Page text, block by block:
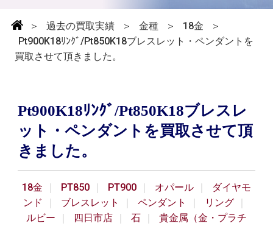
＞ 過去の買取実績 ＞ 金種 ＞ 18金
＞
Pt900K18ﾘﾝｸﾞ/Pt850K18ブレスレット・ペンダントを
買取させて頂きました。
Pt900K18ﾘﾝｸﾞ/Pt850K18ブレスレ
ット・ペンダントを買取させて頂
きました。
18金 PT850 PT900 オパール
ダイヤモ
ンド
ブレスレット ペンダント
リング
ルビー
四日市店 石
貴金属（金・プラチ